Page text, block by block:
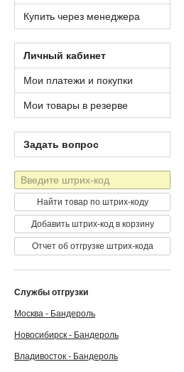
Купить через менеджера
Личный кабинет
Мои платежи и покупки
Мои товары в резерве
Задать вопрос
Штрих-
код
Найти товар по штрих-коду
Добавить штрих-код в корзину
Отчет об отгрузке штрих-кода
Службы отгрузки
Москва - Бандероль
Новосибирск - Бандероль
Владивосток - Бандероль